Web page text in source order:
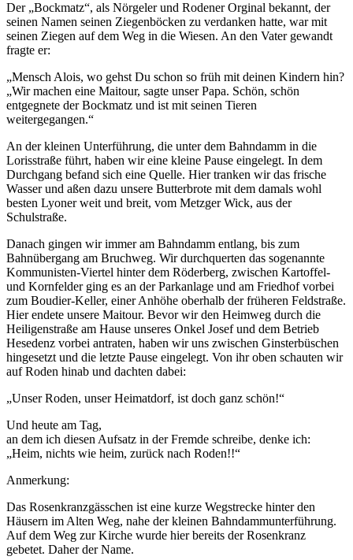
Der „Bockmatz“, als Nörgeler und Rodener Orginal bekannt, der
seinen Namen seinen Ziegenböcken zu verdanken hatte, war mit
seinen Ziegen auf dem Weg in die Wiesen. An den Vater gewandt
fragte er:
„Mensch Alois, wo gehst Du schon so früh mit deinen Kindern hin?
„Wir machen eine Maitour, sagte unser Papa. Schön, schön
entgegnete der Bockmatz und ist mit seinen Tieren
weitergegangen.“
An der kleinen Unterführung, die unter dem Bahndamm in die
Lorisstraße führt, haben wir eine kleine Pause eingelegt. In dem
Durchgang befand sich eine Quelle. Hier tranken wir das frische
Wasser und aßen dazu unsere Butterbrote mit dem damals wohl
besten Lyoner weit und breit, vom Metzger Wick, aus der
Schulstraße.
Danach gingen wir immer am Bahndamm entlang, bis zum
Bahnübergang am Bruchweg. Wir durchquerten das sogenannte
Kommunisten-Viertel hinter dem Röderberg, zwischen Kartoffel-
und Kornfelder ging es an der Parkanlage und am Friedhof vorbei
zum Boudier-Keller, einer Anhöhe oberhalb der früheren Feldstraße.
Hier endete unsere Maitour. Bevor wir den Heimweg durch die
Heiligenstraße am Hause unseres Onkel Josef und dem Betrieb
Hesedenz vorbei antraten, haben wir uns zwischen Ginsterbüschen
hingesetzt und die letzte Pause eingelegt. Von ihr oben schauten wir
auf Roden hinab und dachten dabei:
„Unser Roden, unser Heimatdorf, ist doch ganz schön!“
Und heute am Tag,
an dem ich diesen Aufsatz in der Fremde schreibe, denke ich:
„Heim, nichts wie heim, zurück nach Roden!!“
Anmerkung:
Das Rosenkranzgässchen ist eine kurze Wegstrecke hinter den
Häusern im Alten Weg, nahe der kleinen Bahndammunterführung.
Auf dem Weg zur Kirche wurde hier bereits der Rosenkranz
gebetet. Daher der Name.